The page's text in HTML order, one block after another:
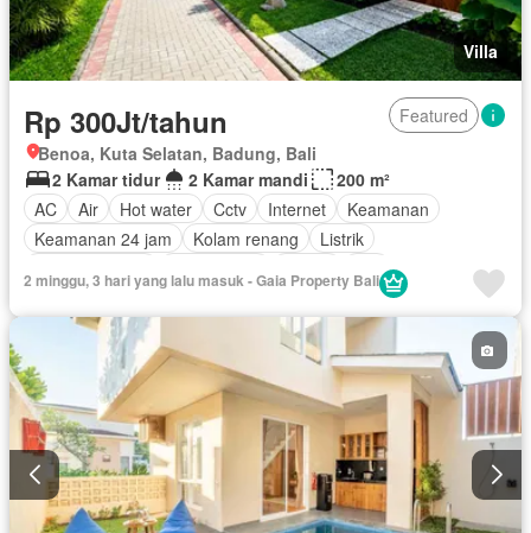
Villa
Rp 300Jt/tahun
Featured
Benoa, Kuta Selatan, Badung, Bali
2 Kamar tidur
2 Kamar mandi
200 m²
AC
Air Hot water Cctv Internet
Keamanan
Keamanan 24 jam
Kolam renang
Listrik
Berperabot lengkap
2 minggu, 3 hari yang lalu masuk - Gaia Property Bali